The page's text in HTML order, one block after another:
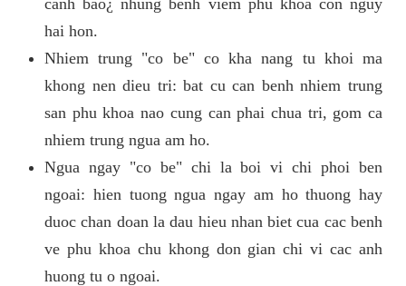
hai hon.
Nhiem trung "co be" co kha nang tu khoi ma
khong nen dieu tri: bat cu can benh nhiem trung
san phu khoa nao cung can phai chua tri, gom ca
nhiem trung ngua am ho.
Ngua ngay "co be" chi la boi vi chi phoi ben
ngoai: hien tuong ngua ngay am ho thuong hay
duoc chan doan la dau hieu nhan biet cua cac benh
ve phu khoa chu khong don gian chi vi cac anh
huong tu o ngoai.